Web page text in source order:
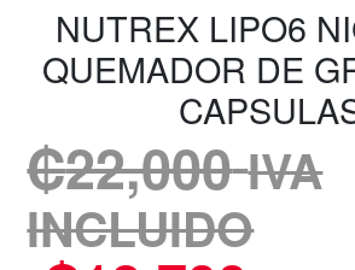
NUTREX LIPO6
QUEMADOR DE
₡22,000 IVA
INCLUIDO